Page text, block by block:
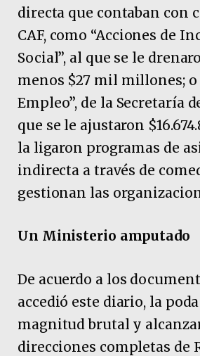
directa que contaban con
CAF, como “Acciones de
Social”, al que se le
menos $27 mil millones; o
Empleo”, de la Secretaría
que se le ajustaron
la ligaron programas de
indirecta a través de
gestionan las
Un Ministerio amputado
De acuerdo a los
accedió este diario, la
magnitud brutal y
direcciones completas de